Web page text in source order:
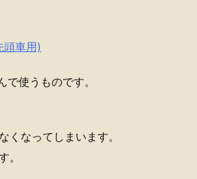
車用)
使うものです。
なってしまいます。
。